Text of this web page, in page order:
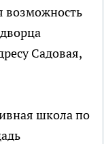
возможность
Садовая,
школа по